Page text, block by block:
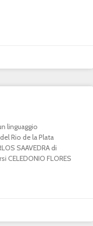
linguaggio
Rio de la Plata
SAAVEDRA di
CELEDONIO FLORES